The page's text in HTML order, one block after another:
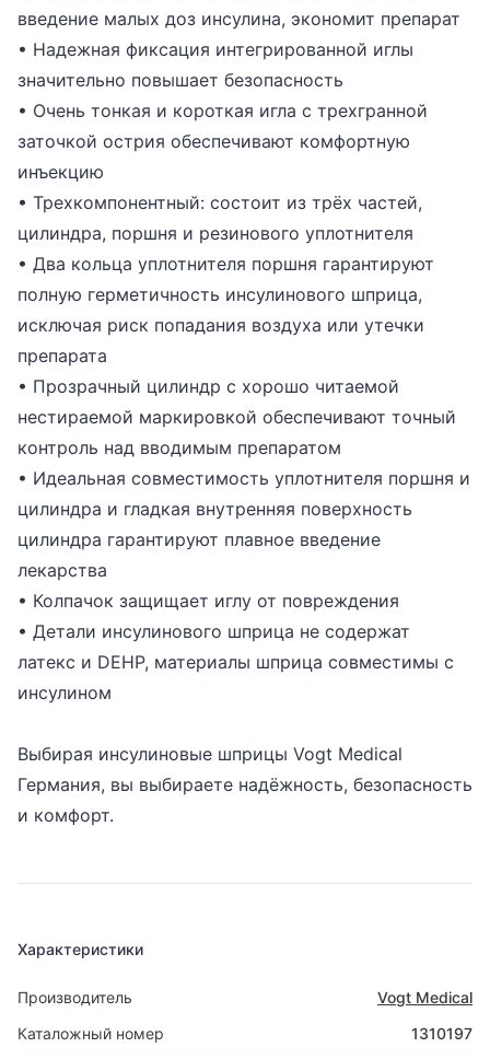
введение малых доз инсулина, экономит препарат
• Надежная фиксация интегрированной иглы
значительно повышает безопасность
• Очень тонкая и короткая игла с трехгранной
заточкой острия обеспечивают комфортную
инъекцию
• Трехкомпонентный: состоит из трёх частей,
цилиндра, поршня и резинового уплотнителя
• Два кольца уплотнителя поршня гарантируют
полную герметичность инсулинового шприца,
исключая риск попадания воздуха или утечки
препарата
• Прозрачный цилиндр с хорошо читаемой
нестираемой маркировкой обеспечивают точный
контроль над вводимым препаратом
• Идеальная совместимость уплотнителя поршня и
цилиндра и гладкая внутренняя поверхность
цилиндра гарантируют плавное введение
лекарства
• Колпачок защищает иглу от повреждения
• Детали инсулинового шприца не содержат
латекс и DEHP, материалы шприца совместимы с
инсулином
Выбирая инсулиновые шприцы Vogt Medical
Германия, вы выбираете надёжность, безопасность
и комфорт.
Характеристики
Производитель
Vogt Medical
Каталожный номер
1310197